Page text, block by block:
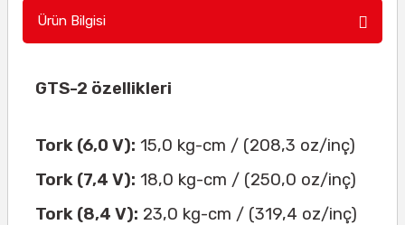
Ürün Bilgisi
GTS-2 özellikleri
Tork (6,0 V): 15,0 kg-cm / (208,3 oz/inç)
Tork (7,4 V): 18,0 kg-cm / (250,0 oz/inç)
Tork (8,4 V): 23,0 kg-cm / (319,4 oz/inç)